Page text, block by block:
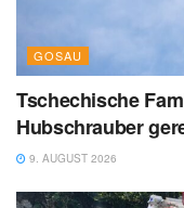
GOSAU
Tschechische
Hubschrauber
9. AUGUST 2026